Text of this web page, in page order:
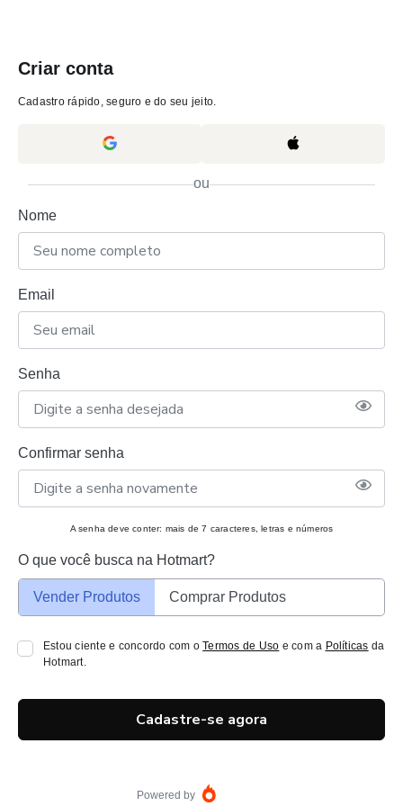
Criar conta
Cadastro rápido, seguro e do seu jeito.
ou
Nome
Email
Senha
Confirmar senha
A senha deve conter: mais de 7 caracteres, letras e números
O que você busca na Hotmart?
Vender Produtos Comprar Produtos
Estou ciente e concordo com oTermos de Uso e com a Políticas da
Hotmart.
Cadastre-se agora
Powered by